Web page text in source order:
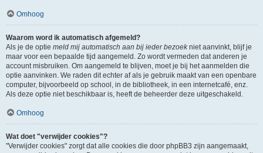
Omhoog
Waarom word ik automatisch afgemeld?
Als je de optie meld mij automatisch aan bij ieder bezoekniet aanvinkt, blijf je
maar voor een bepaalde tijd aangemeld. Zo wordt vermeden dat anderen je
account misbruiken. Om aangemeld te blijven, moet je bij het aanmelden die
optie aanvinken. We raden dit echter af als je gebruik maakt van een openbare
computer, bijvoorbeeld op school, in de bibliotheek, in een internetcafé, enz.
Als deze optie niet beschikbaar is, heeft de beheerder deze uitgeschakeld.
Omhoog
Wat doet "verwijder cookies"?
"Verwijder cookies" zorgt dat alle cookies die door phpBB3 zijn aangemaakt,